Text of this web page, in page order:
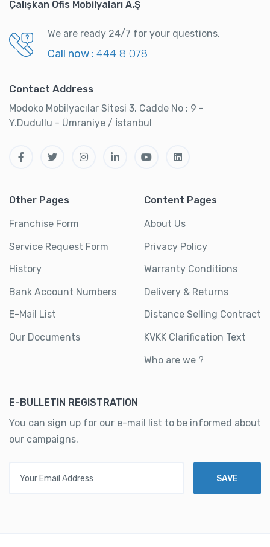
Çalışkan Ofis Mobilyaları A.Ş
We are ready 24/7 for your questions.
Call now : 444 8 078
Contact Address
Modoko Mobilyacılar Sitesi 3. Cadde No : 9 -
Y.Dudullu - Ümraniye / İstanbul
Other Pages
Franchise Form
Service Request Form
History
Bank Account Numbers
E-Mail List
Our Documents
Content Pages
About Us
Privacy Policy
Warranty Conditions
Delivery & Returns
Distance Selling Contract
KVKK Clarification Text
Who are we ?
E-BULLETIN REGISTRATION
You can sign up for our e-mail list to be informed about
our campaigns.
SAVE